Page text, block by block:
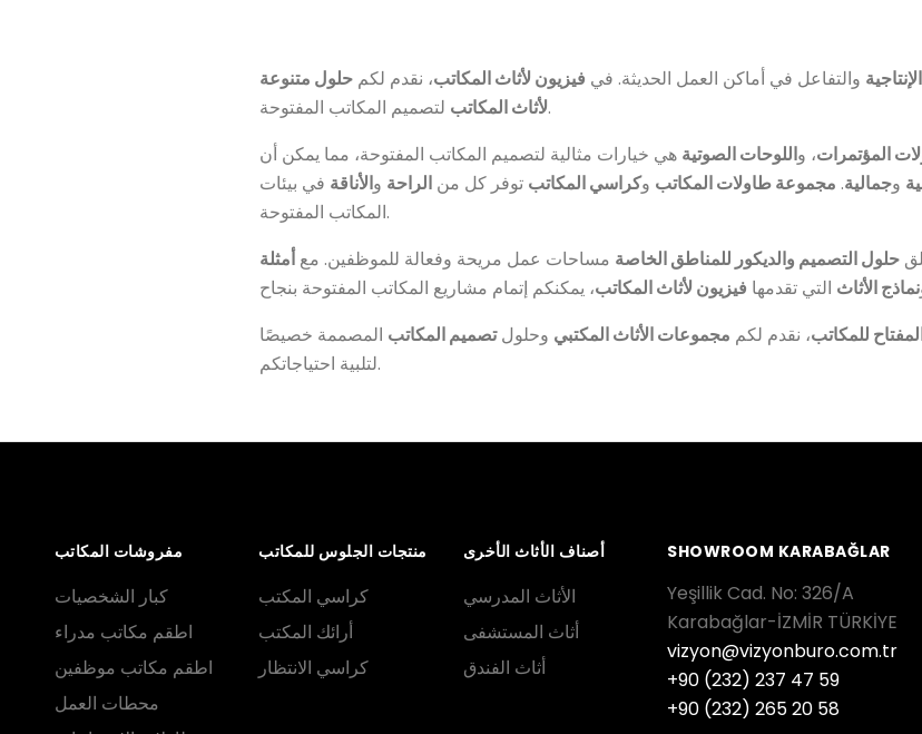
الإنتاجية والتفاعل في أماكن العمل الحديثة. في فيزيون لأثاث المكاتب، نقدم لكم حلول متنوعة
لأثاث المكاتبلتصميم المكاتب المفتوحة.
المؤتمرات، واللوحات الصوتية هي خيارات مثالية لتصميم المكاتب المفتوحة، مما يمكن أن
وجمالية. مجموعة طاولات المكاتب وكراسي المكاتب توفر كل من الراحة والأناقة في بيئات
المكاتب المفتوحة.
حلول التصميم والديكور للمناطق الخاصة مساحات عمل مريحة وفعالة للموظفين. معأمثلة
نماذج الأثاث التي تقدمها فيزيون لأثاث المكاتب
للمكاتب، نقدم لكم مجموعات الأثاث المكتبي وحلولتصميم المكاتب المصممة خصيصًا
لتلبية احتياجاتكم.
مفروشات المكاتب
كبار الشخصيات
اطقم مكاتب مدراء
اطقم مكاتب موظفين
محطات العمل
منتجات الجلوس للمكاتب
كراسي المكتب
أرائك المكتب
كراسي الانتظار
أصناف الأثاث الأخرى
الأثاث المدرسي
أثاث المستشفى
أثاث الفندق
SHOWROOM KARABAĞLAR
Yeşillik Cad. No: 326/A
Karabağlar-İZMİR TÜRKİYE
vizyon@vizyonburo.com.tr
+90 (232) 237 47 59
+90 (232) 265 20 58